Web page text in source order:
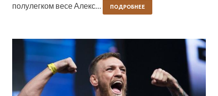
полулегком весе Алекс…
ПОДРОБНЕЕ